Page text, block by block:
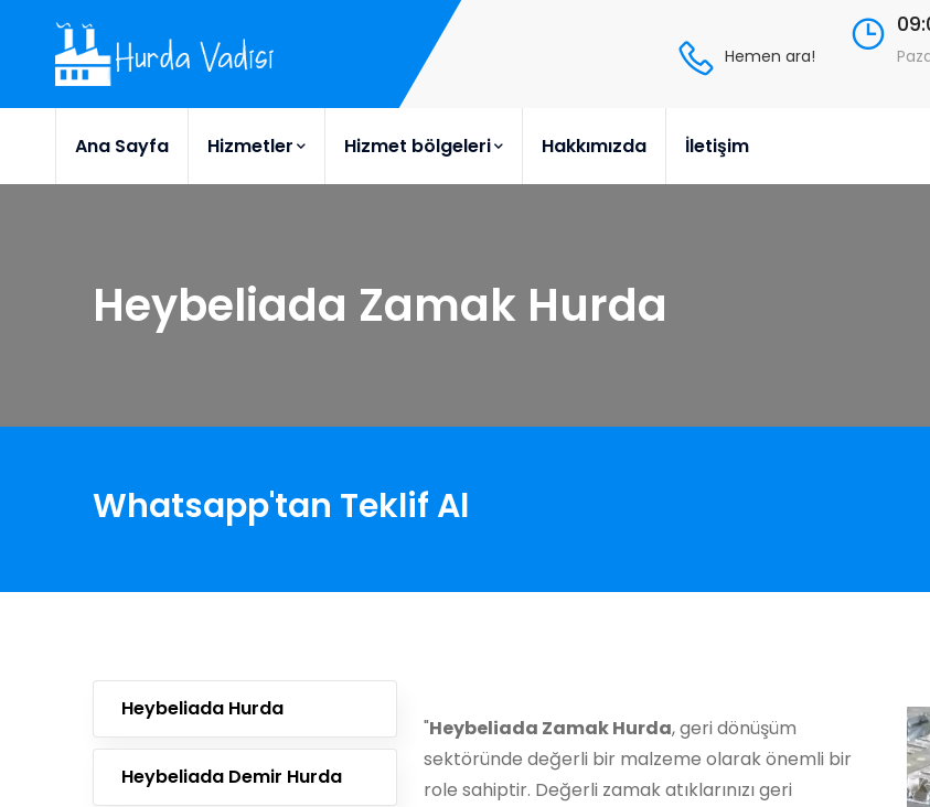
Hemen ara!
Ana Sayfa Hizmetler Hizmet bölgeleri Hakkımızda İletişim
Heybeliada Zamak Hurda
Whatsapp'tan Teklif Al
Heybeliada Hurda
Heybeliada Demir Hurda
"Heybeliada Zamak Hurda, geri dönüşüm
sektöründe değerli bir malzeme olarak önemli bir
role sahiptir. Değerli zamak atıklarınızı geri